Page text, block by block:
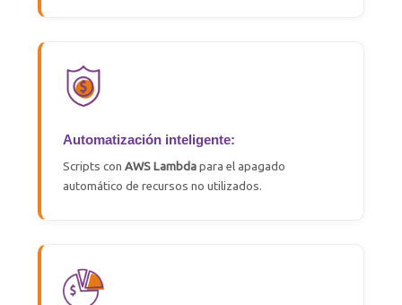
Automatización inteligente:
Scripts conAWS Lambda para el apagado
automático de recursos no utilizados.